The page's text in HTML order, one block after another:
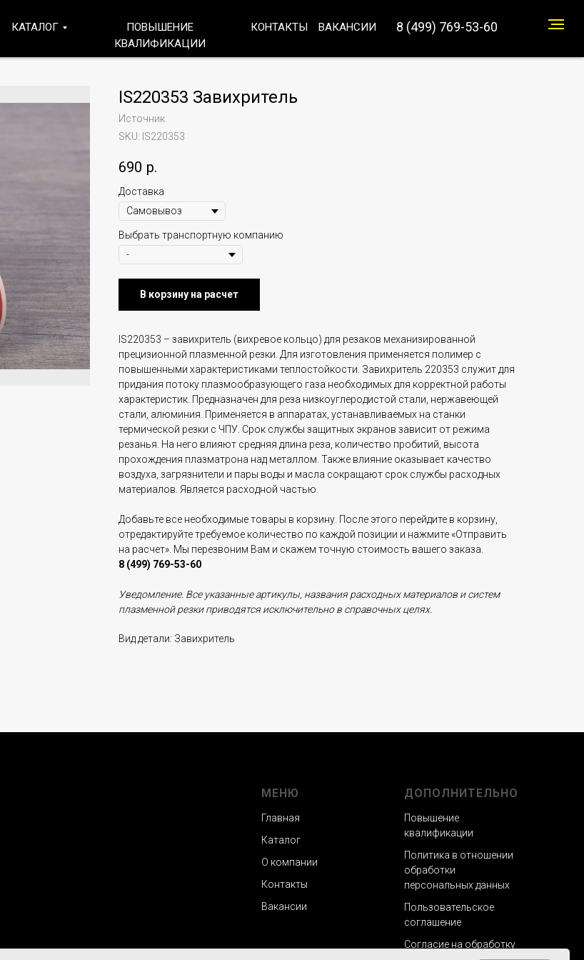
8 (499) 769-53-60
КАТАЛОГ
ПОВЫШЕНИЕ
КВАЛИФИКАЦИИ
КОНТАКТЫ ВАКАНСИИ
IS220353 Завихритель
Источник
SKU: IS220353
690 р.
Доставка
Выбрать транспортную компанию
В корзину на расчет
IS220353 – завихритель (вихревое кольцо) для резаков механизированной
прецизионной плазменной резки. Для изготовления применяется полимер с
повышенными характеристиками теплостойкости. Завихритель 220353 служит для
придания потоку плазмообразующего газа необходимых для корректной работы
характеристик. Предназначен для реза низкоуглеродистой стали, нержавеющей
стали, алюминия. Применяется в аппаратах, устанавливаемых на станки
термической резки с ЧПУ. Срок службы защитных экранов зависит от режима
резанья. На него влияют средняя длина реза, количество пробитий, высота
прохождения плазматрона над металлом. Также влияние оказывает качество
воздуха, загрязнители и пары воды и масла сокращают срок службы расходных
материалов. Является расходной частью.
Добавьте все необходимые товары в корзину. После этого перейдите в корзину,
отредактируйте требуемое количество по каждой позиции и нажмите «Отправить
на расчет». Мы перезвоним Вам и скажем точную стоимость вашего заказа.
8 (499) 769-53-60
Уведомление. Все указанные артикулы, названия расходных материалов и систем
плазменной резки приводятся исключительно в справочных целях.
Вид детали: Завихритель
МЕНЮ
Главная
Каталог
О компании
Контакты
Вакансии
ДОПОЛНИТЕЛЬНО
Повышение
квалификации
Политика в отношении
обработки
персональных данных
Пользовательское
соглашение
Согласие на обработку